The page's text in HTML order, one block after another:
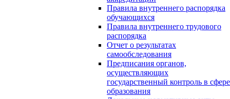
Правила внутреннего распорядка
обучающихся
Правила внутреннего трудового
распорядка
Отчет о результатах
самообследования
Предписания органов,
осуществляющих
государственный контроль в сфере
образования